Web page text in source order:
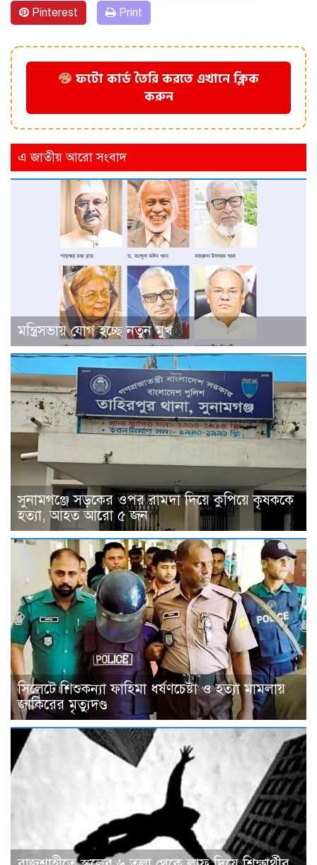
Pinterest Print
ফটো কার্ড তৈরি করতে এখানে ক্লিক
করুন
এ জাতীয় আরো সংবাদ
মন্ত্রিসভায় যোগ হচ্ছে নতুন মুখ
সুনামগঞ্জে সড়কের ওপর রামদা দিয়ে কুপিয়ে কৃষককে
হত্যা, আহত আরো ৫ জন
সিলেটে শিশুকন্যা ফাহিমা ধর্ষণচেষ্টা ও হত্যা মামলায়
জাকিরের মৃত্যুদণ্ড